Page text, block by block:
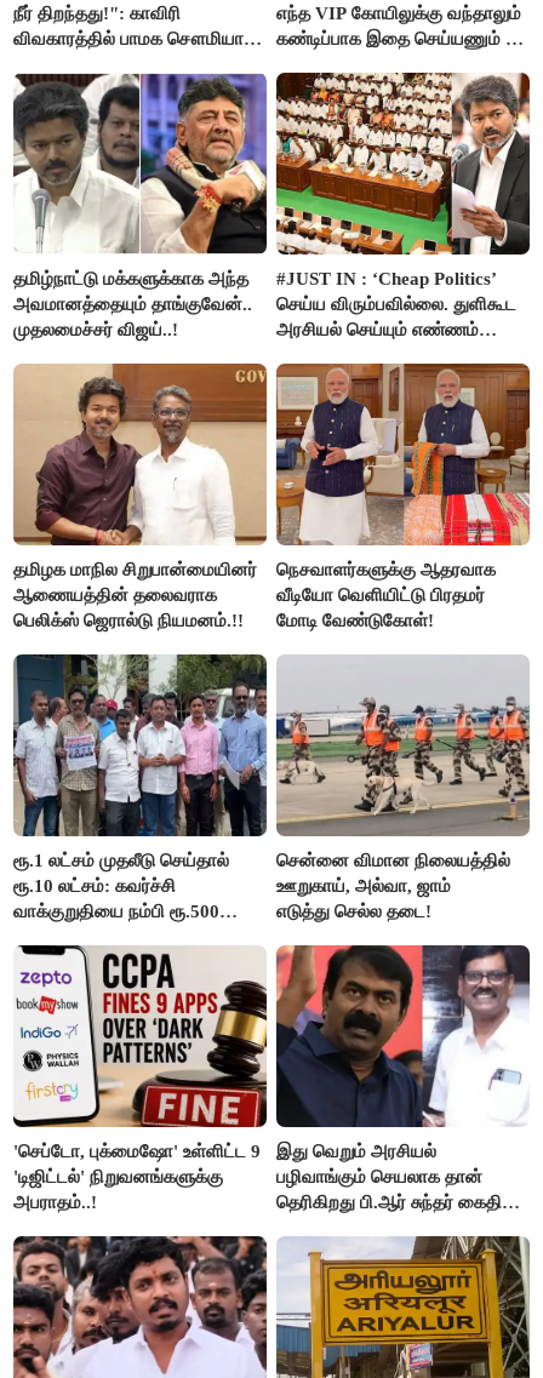
நீர் திறந்தது!": காவிரி
விவகாரத்தில் பாமக சௌமியா
எந்த VIP கோயிலுக்கு வந்தாலும்
கண்டிப்பாக இதை செய்யணும் -
தமிழ்நாட்டு மக்களுக்காக அந்த
அவமானத்தையும் தாங்குவேன்..
முதலமைச்சர் விஜய்..!
#JUST IN : ‘Cheap Politics’
செய்ய விரும்பவில்லை. துளிகூட
அரசியல் செய்யும் எண்ணம்
விஜய் பதில்!
தமிழக மாநில சிறுபான்மையினர்
ஆணையத்தின் தலைவராக
பெலிக்ஸ் ஜெரால்டு நியமனம்.!!
நெசவாளர்களுக்கு ஆதரவாக
வீடியோ வெளியிட்டு பிரதமர்
மோடி வேண்டுகோள்!
ரூ.1 லட்சம் முதலீடு செய்தால்
ரூ.10 லட்சம்: கவர்ச்சி
வாக்குறுதியை நம்பி ரூ.500
மக்கள்!
சென்னை விமான நிலையத்தில்
ஊறுகாய், அல்வா, ஜாம்
எடுத்து செல்ல தடை!
'செப்டோ, புக்மைஷோ' உள்ளிட்ட 9
'டிஜிட்டல்' நிறுவனங்களுக்கு
அபராதம்..!
இது வெறும் அரசியல்
பழிவாங்கும் செயலாக தான்
தெரிகிறது பி.ஆர் சுந்தர் கைதிற்கு